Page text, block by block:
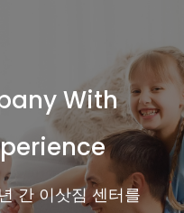
With
간 이삿짐 센터를